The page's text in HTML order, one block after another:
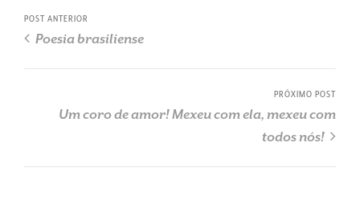
POST ANTERIOR
Poesia brasiliense
PRÓXIMO POST
Um coro de amor! Mexeu com ela, mexeu com
todos nós!